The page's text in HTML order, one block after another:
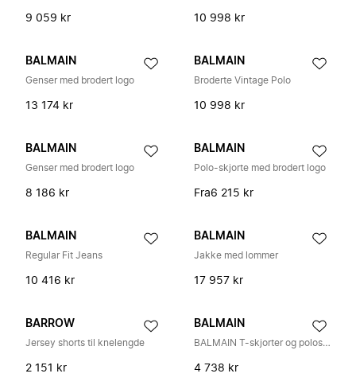
9 059 kr 10 998 kr
BALMAIN
Genser med brodert logo
13 174 kr
BALMAIN
Broderte Vintage Polo
10 998 kr
BALMAIN
Genser med brodert logo
8 186 kr
BALMAIN
Polo-skjorte med brodert logo
Fra6 215 kr
BALMAIN
Regular Fit Jeans
10 416 kr
BALMAIN
Jakke med lommer
17 957 kr
BARROW
Jersey shorts til knelengde
2 151 kr
BALMAIN
BALMAIN T-skjorter og poloskjorter
4 738 kr